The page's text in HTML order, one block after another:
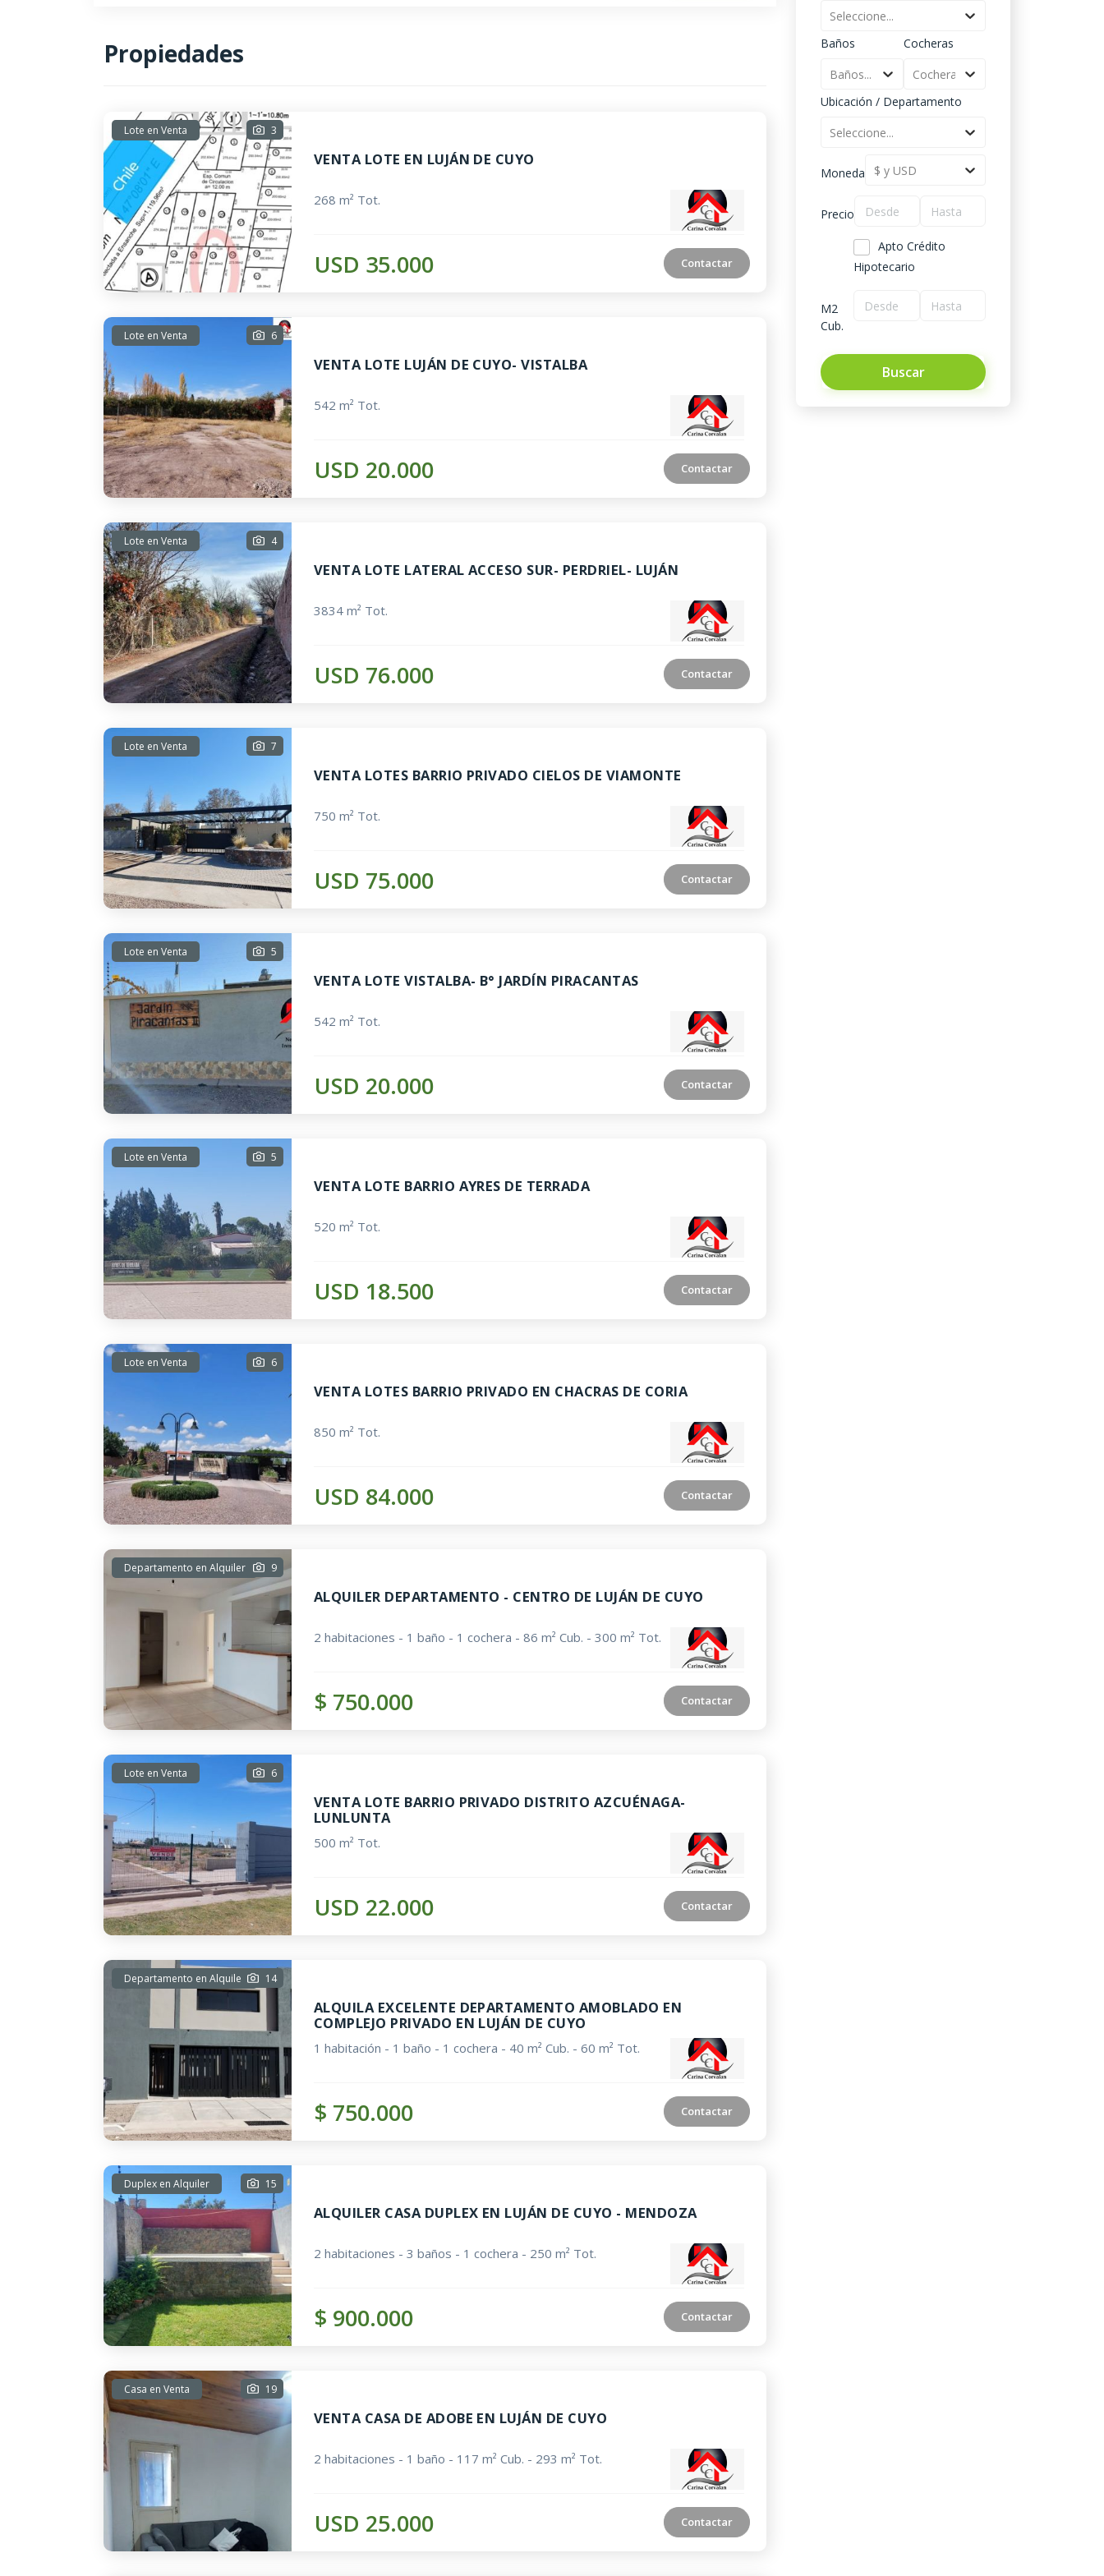
Propiedades
Lote en Venta 3
VENTA LOTE EN LUJÁN DE CUYO
268 m² Tot.
USD 35.000 Contactar
Lote en Venta 6
VENTA LOTE LUJÁN DE CUYO- VISTALBA
542 m² Tot.
USD 20.000 Contactar
Lote en Venta 4
VENTA LOTE LATERAL ACCESO SUR- PERDRIEL- LUJÁN
3834 m² Tot.
USD 76.000 Contactar
Lote en Venta 7
VENTA LOTES BARRIO PRIVADO CIELOS DE VIAMONTE
750 m² Tot.
USD 75.000 Contactar
Lote en Venta 5
VENTA LOTE VISTALBA- B° JARDÍN PIRACANTAS
542 m² Tot.
USD 20.000 Contactar
Lote en Venta 5
VENTA LOTE BARRIO AYRES DE TERRADA
520 m² Tot.
USD 18.500 Contactar
Lote en Venta 6
VENTA LOTES BARRIO PRIVADO EN CHACRAS DE CORIA
850 m² Tot.
USD 84.000 Contactar
Departamento en Alquiler 9
ALQUILER DEPARTAMENTO - CENTRO DE LUJÁN DE CUYO
2 habitaciones - 1 baño - 1 cochera - 86 m² Cub. - 300 m² Tot.
$ 750.000 Contactar
Lote en Venta 6
VENTA LOTE BARRIO PRIVADO DISTRITO AZCUÉNAGA-
LUNLUNTA
500 m² Tot.
USD 22.000 Contactar
Departamento en Alquiler 14
ALQUILA EXCELENTE DEPARTAMENTO AMOBLADO EN
COMPLEJO PRIVADO EN LUJÁN DE CUYO
1 habitación - 1 baño - 1 cochera - 40 m² Cub. - 60 m² Tot.
$ 750.000 Contactar
Duplex en Alquiler 15
ALQUILER CASA DUPLEX EN LUJÁN DE CUYO - MENDOZA
2 habitaciones - 3 baños - 1 cochera - 250 m² Tot.
$ 900.000 Contactar
Casa en Venta 19
VENTA CASA DE ADOBE EN LUJÁN DE CUYO
2 habitaciones - 1 baño - 117 m² Cub. - 293 m² Tot.
USD 25.000 Contactar
Seleccione...
Baños
Baños...
Cocheras
Cocheras...
Ubicación / Departamento
Seleccione...
Moneda $ y USD
Precio
Apto Crédito
Hipotecario
M2
Cub.
Buscar